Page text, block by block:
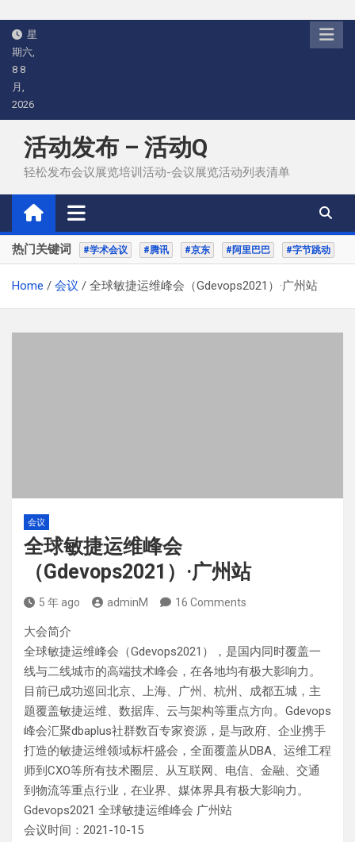
Skip
content
星
期六,
8 8
月,
2026
活动发布 – 活动Q
轻松发布会议展览培训活动-会议展览活动列表清单
热门关键词 #学术会议 #腾讯 #京东 #阿里巴巴 #字节跳动
Home 会议 全球敏捷运维峰会（Gdevops2021）·广州站
会议
全球敏捷运维峰会
（Gdevops2021）·广州站
5 年 ago adminM 16 Comments
大会简介
全球敏捷运维峰会（Gdevops2021），是国内同时覆盖一
线与二线城市的高端技术峰会，在各地均有极大影响力。
目前已成功巡回北京、上海、广州、杭州、成都五城，主
题覆盖敏捷运维、数据库、云与架构等重点方向。Gdevops
峰会汇聚dbaplus社群数百专家资源，是与政府、企业携手
打造的敏捷运维领域标杆盛会，全面覆盖从DBA、运维工程
师到CXO等所有技术圈层、从互联网、电信、金融、交通
到物流等重点行业，在业界、媒体界具有极大影响力。
Gdevops2021 全球敏捷运维峰会 广州站
会议时间：2021-10-15